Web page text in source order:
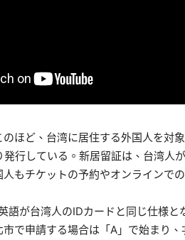
ほど、台湾に居住する外国人を対
行している。新居留証は、台湾人
もチケットの予約やオンラインで
語が台湾人のIDカードと同じ仕様
で申請する場合は「A」で始まり